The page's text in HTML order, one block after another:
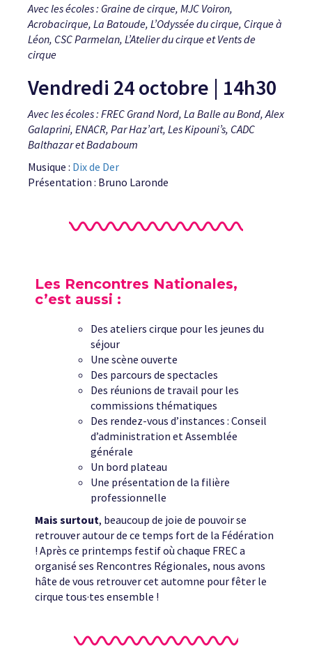
Avec les écoles : Graine de cirque, MJC Voiron,
Acrobacirque, La Batoude, L’Odyssée du cirque, Cirque à
Léon, CSC Parmelan, L’Atelier du cirque et Vents de
cirque
Vendredi 24 octobre | 14h30
Avec les écoles : FREC Grand Nord, La Balle au Bond, Alex
Galaprini, ENACR, Par Haz’art, Les Kipouni’s, CADC
Balthazar et Badaboum
Musique : Dix de Der
Présentation : Bruno Laronde
Les Rencontres Nationales,
c’est aussi :
Des ateliers cirque pour les jeunes du
séjour
Une scène ouverte
Des parcours de spectacles
Des réunions de travail pour les
commissions thématiques
Des rendez-vous d’instances : Conseil
d’administration et Assemblée
générale
Un bord plateau
Une présentation de la filière
professionnelle
Mais surtout, beaucoup de joie de pouvoir se
retrouver autour de ce temps fort de la Fédération
! Après ce printemps festif où chaque FREC a
organisé ses Rencontres Régionales, nous avons
hâte de vous retrouver cet automne pour fêter le
cirque tous·tes ensemble !